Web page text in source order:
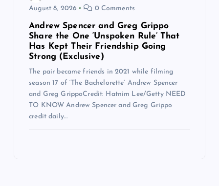
August 8, 2026
0 Comments
Andrew Spencer and Greg Grippo
Share the One ‘Unspoken Rule’ That
Has Kept Their Friendship Going
Strong (Exclusive)
The pair became friends in 2021 while filming
season 17 of ‘The Bachelorette’ Andrew Spencer
and Greg GrippoCredit: Hatnim Lee/Getty NEED
TO KNOW Andrew Spencer and Greg Grippo
credit daily…